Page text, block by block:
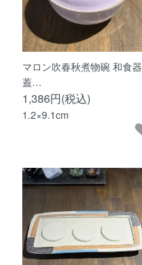
マロン吹春秋煮物碗 和食器
蓋…
1,386円(税込)
1.2×9.1cm